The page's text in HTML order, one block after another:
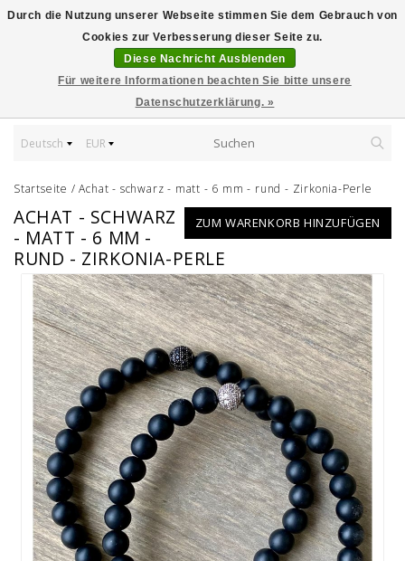
Deutsch EUR
Startseite /Achat - schwarz - matt - 6 mm - rund - Zirkonia-Perle
ZUM WARENKORB HINZUFÜGEN
ACHAT - SCHWARZ
- MATT - 6 MM -
RUND - ZIRKONIA-PERLE
Durch die Nutzung unserer Webseite stimmen Sie dem Gebrauch von
Cookies zur Verbesserung dieser Seite zu.
Diese Nachricht Ausblenden
Für weitere Informationen beachten Sie bitte unsere
Datenschutzerklärung. »